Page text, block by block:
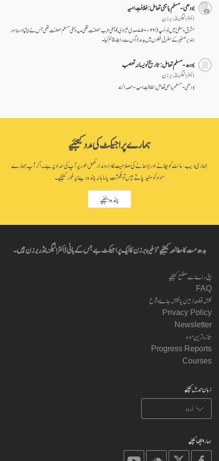
بودھی-مسلم باہمی تعامل: خلافتِ امیہ
ڈاکٹر الیگزینڈر برزن
مشرق وسطیٰ میں بنو اُمیِہ (۶۶۱-۷۵۰ صدی عیسوی) پہلی عرب سلطنت تھی۔ یہ پہلی مسلم سلطنت تھی جس نے ایشیا وسط اور
ہند بر صغیر کے مغربی خطوں میں بدھ لوگوں سے رابطہ قائم کیا۔
بودھ -مسلم تعامل: تاریخ نویسانہ تعصب
ڈاکٹر الیگزینڈر برزن
بودھی-مسلم باہمی تعامل: خلافتِ امیہ - حصہ ۱ / ۷
ہمارے پراجیکٹ کی مدد کیجئیے
ہماری ویب سائٹ کو چلانے اور بڑھانے کی صلاحیت کا دارومدار مکمل طور پر آپ کی امداد پر ہے۔ اگر آپ ہمارے
مواد کو مفید پاتے ہیں تو یکمشت یا ماہانہ چندہ دینے پر غور کیجئیے۔
چندہ دیجئیے
بدھ مت کا مطالعہ کیجئیے’ ذخیرہ برزن کا ایک پراجیکٹ ہے جس کے بانی ڈاکٹر الیگزینڈر برزن ہیں۔
اپنی راۓ سے مطلع کیجئیے
FAQ
نقشہ قطعۂ زمین یا نقشہ جاۓ وقوع
Privacy Policy
Newsletter
تازہ ترین مواد
Progress Reports
Courses
زبان تبدیل کیجئیے
ہمارا پیچھا کیجئیے
on
on
on
on